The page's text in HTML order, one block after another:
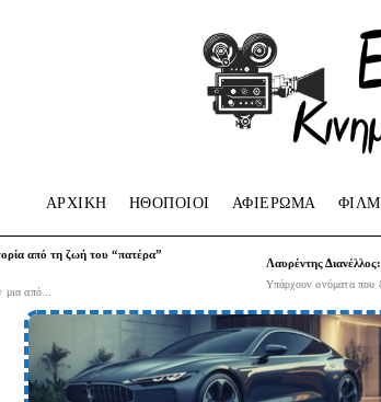
ΑΡΧΙΚΗ HΘΟΠΟΙΟΙ ΑΦΙΕΡΩΜΑ
από τη ζωή του “πατέρα”
από...
Λαυρέντης
Υπάρχουν ονόματα που